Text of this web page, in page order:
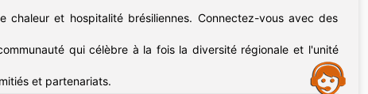
et hospitalité brésiliennes. Connectez-vous avec des
qui célèbre à la fois la diversité régionale et l'unité
et partenariats.